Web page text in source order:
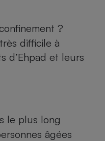
?
difficile à
d’Ehpad et leurs
le plus long
âgées